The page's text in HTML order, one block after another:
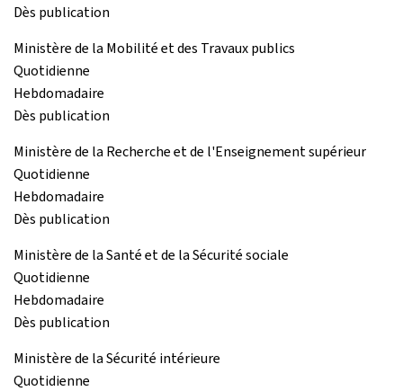
Dès publication
Ministère de la Mobilité et des Travaux publics
Quotidienne
Hebdomadaire
Dès publication
Ministère de la Recherche et de l'Enseignement supérieur
Quotidienne
Hebdomadaire
Dès publication
Ministère de la Santé et de la Sécurité sociale
Quotidienne
Hebdomadaire
Dès publication
Ministère de la Sécurité intérieure
Quotidienne